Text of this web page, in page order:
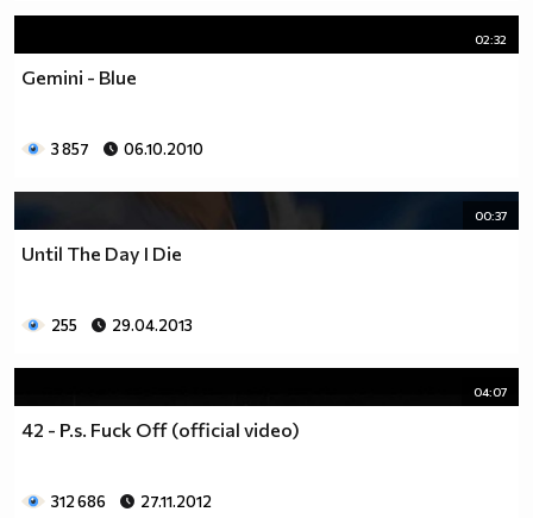
02:32
Gemini - Blue
3 857 06.10.2010
00:37
Until The Day I Die
255 29.04.2013
04:07
42 - P.s. Fuck Off (official video)
312 686 27.11.2012